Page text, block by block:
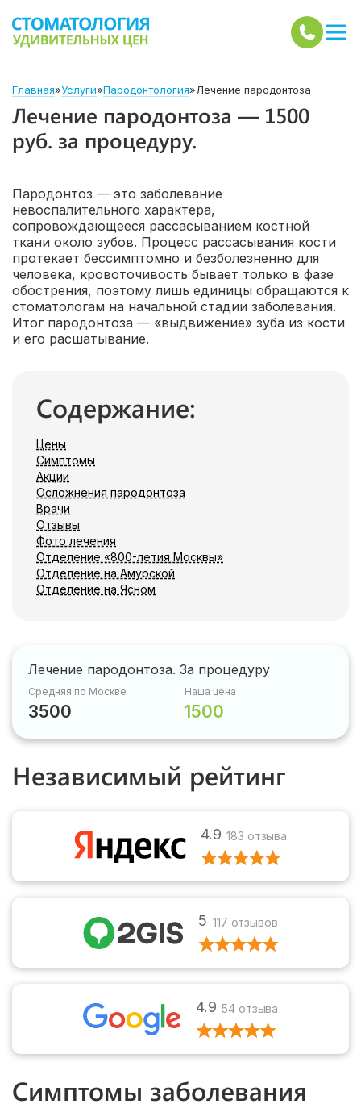
Главная»Услуги»Пародонтология»Лечение пародонтоза
Лечение пародонтоза — 1500
руб. за процедуру.
Пародонтоз — это заболевание
невоспалительного характера,
сопровождающееся рассасыванием костной
ткани около зубов. Процесс рассасывания кости
протекает бессимптомно и безболезненно для
человека, кровоточивость бывает только в фазе
обострения, поэтому лишь единицы обращаются к
стоматологам на начальной стадии заболевания.
Итог пародонтоза — «выдвижение» зуба из кости
и его расшатывание.
Содержание:
Цены
Симптомы
Акции
Осложнения пародонтоза
Врачи
Отзывы
Фото лечения
Отделение «800-летия Москвы»
Отделение на Амурской
Отделение на Ясном
Лечение пародонтоза. За процедуру
Средняя по Москве
3500
Наша цена
1500
Независимый рейтинг
4.9 183 отзыва
5 117 отзывов
4.9 54 отзыва
Симптомы заболевания